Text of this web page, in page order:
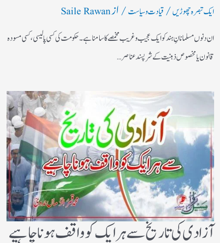
ایک تبصرہ چھوڑیں/قیادت وسیاست/ ازSaile Rawan
ان دنوں مسلمانانِ ہند کو ایک عجیب وغریب مخمصے کا سامنا ہے۔ حکومت کی کسی پالیسی، کسی مسودہ
قانون یا مخصوص ذہنیت کے شرپسند عناصر…
آزادی کی تاریخ سے ہر ایک کو واقف ہونا چاہیے